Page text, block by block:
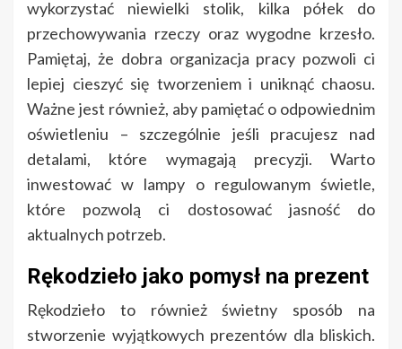
wykorzystać niewielki stolik, kilka półek do
przechowywania rzeczy oraz wygodne krzesło.
Pamiętaj, że dobra organizacja pracy pozwoli ci
lepiej cieszyć się tworzeniem i uniknąć chaosu.
Ważne jest również, aby pamiętać o odpowiednim
oświetleniu – szczególnie jeśli pracujesz nad
detalami, które wymagają precyzji. Warto
inwestować w lampy o regulowanym świetle,
które pozwolą ci dostosować jasność do
aktualnych potrzeb.
Rękodzieło jako pomysł na prezent
Rękodzieło to również świetny sposób na
stworzenie wyjątkowych prezentów dla bliskich.